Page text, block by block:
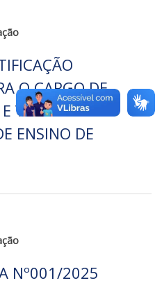
O CARGO DE
VICE-DIRETOR
ENSINO DE
Nº001/2025